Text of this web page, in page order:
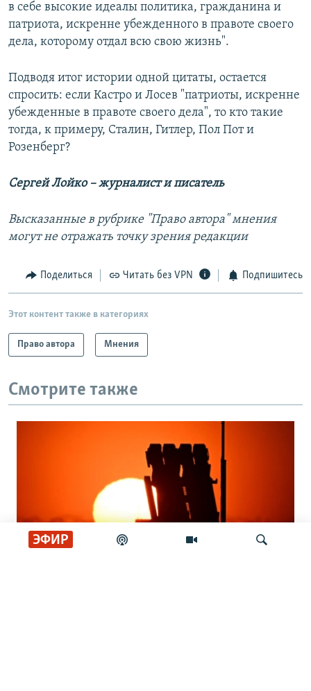
ЭФИР
в себе высокие идеалы политика, гражданина и
патриота, искренне убежденного в правоте своего
дела, которому отдал всю свою жизнь".
Подводя итог истории одной цитаты, остается
спросить: если Кастро и Лосев "патриоты, искренне
убежденные в правоте своего дела", то кто такие
тогда, к примеру, Сталин, Гитлер, Пол Пот и
Розенберг?
Сергей Лойко – журналист и писатель
Высказанные в рубрике "Право автора" мнения
могут не отражать точку зрения редакции
Поделиться Читать без VPN Подпишитесь
Этот контент также в категориях
Право автора Мнения
Смотрите также